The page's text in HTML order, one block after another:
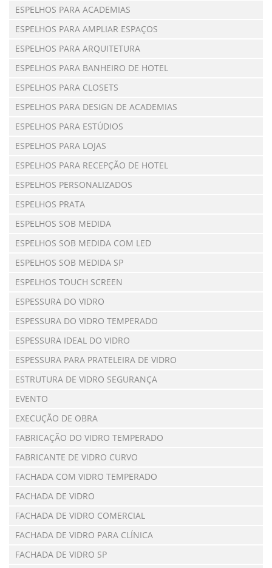
ESPELHOS PARA ACADEMIAS
ESPELHOS PARA AMPLIAR ESPAÇOS
ESPELHOS PARA ARQUITETURA
ESPELHOS PARA BANHEIRO DE HOTEL
ESPELHOS PARA CLOSETS
ESPELHOS PARA DESIGN DE ACADEMIAS
ESPELHOS PARA ESTÚDIOS
ESPELHOS PARA LOJAS
ESPELHOS PARA RECEPÇÃO DE HOTEL
ESPELHOS PERSONALIZADOS
ESPELHOS PRATA
ESPELHOS SOB MEDIDA
ESPELHOS SOB MEDIDA COM LED
ESPELHOS SOB MEDIDA SP
ESPELHOS TOUCH SCREEN
ESPESSURA DO VIDRO
ESPESSURA DO VIDRO TEMPERADO
ESPESSURA IDEAL DO VIDRO
ESPESSURA PARA PRATELEIRA DE VIDRO
ESTRUTURA DE VIDRO SEGURANÇA
EVENTO
EXECUÇÃO DE OBRA
FABRICAÇÃO DO VIDRO TEMPERADO
FABRICANTE DE VIDRO CURVO
FACHADA COM VIDRO TEMPERADO
FACHADA DE VIDRO
FACHADA DE VIDRO COMERCIAL
FACHADA DE VIDRO PARA CLÍNICA
FACHADA DE VIDRO SP